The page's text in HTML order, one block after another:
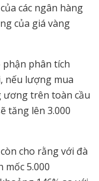
các ngân hàng
của giá vàng
phân tích
nếu lượng mua
ương trên toàn cầu
tăng lên 3.000
cho rằng với đà
5.000